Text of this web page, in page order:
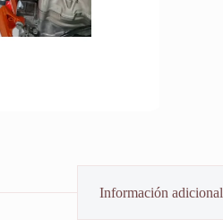
Información adicional